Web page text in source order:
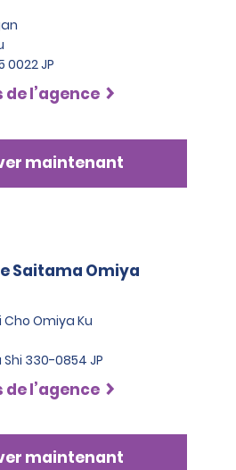
0022 JP
de l’agence
maintenant
Saitama Omiya
Omiya Ku
330-0854 JP
de l’agence
maintenant